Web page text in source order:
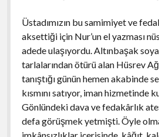
Üstadımızın bu samimiyet ve
aksettiği için Nur’un el yazması
adede ulaşıyordu. Altınbaşak
tarlalarından ötürü alan Hüsrev
tanıştığı günün hemen akabinde
kısmını satıyor, iman hizmetinde
Gönlündeki dava ve fedakârlık
defa görüşmek yetmişti. Öyle
imkânsızlıklar içerisinde, kâğıt,